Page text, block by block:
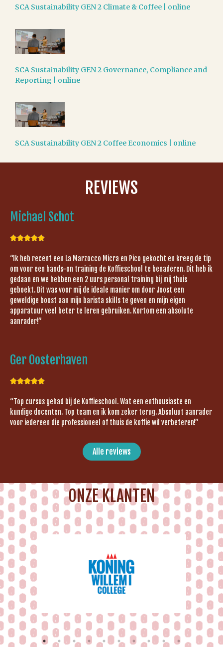
SCA Sustainability GEN 2 Climate & Coffee | online
SCA Sustainability GEN 2 Governance, Compliance and
Reporting | online
SCA Sustainability GEN 2 Coffee Economics | online
REVIEWS
Michael Schot

“Ik heb recent een La Marzocco Micra en Pico gekocht en kreeg de tip
om voor een hands-on training de Koffieschool te benaderen. Dit heb ik
gedaan en we hebben een 2 uurs personal training bij mij thuis
geboekt. Dit was voor mij de ideale manier om door Joost een
geweldige boost aan mijn barista skills te geven en mijn eigen
apparatuur veel beter te leren gebruiken. Kortom een absolute
aanrader!”
Ger Oosterhaven

“Top cursus gehad bij de Koffieschool. Wat een enthousiaste en
kundige docenten. Top team en ik kom zeker terug. Absoluut aanrader
voor iedereen die professioneel of thuis de koffie wil verbeteren!”
Alle reviews
ONZE KLANTEN